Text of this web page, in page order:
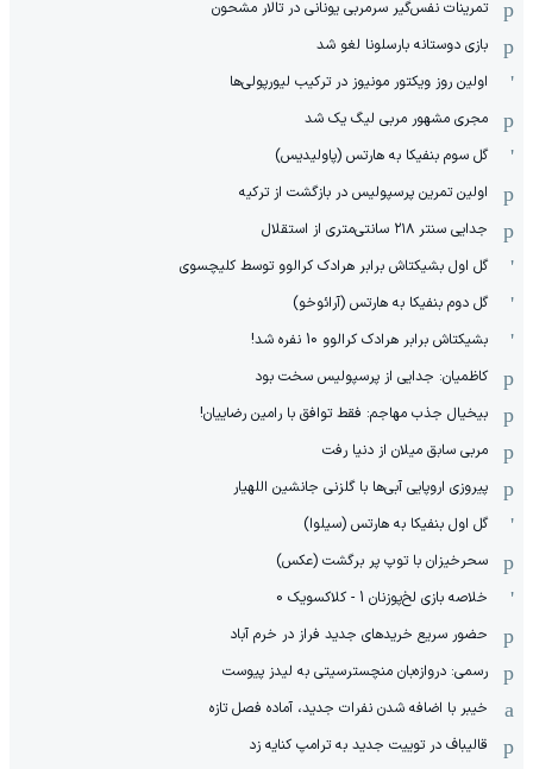
‏تمرینات نفس‌گیر سرمربی یونانی در تالار مشحون
بازی دوستانه بارسلونا لغو شد
اولین روز ویکتور مونیوز در ترکیب لیورپولی‌ها
مجری مشهور مربی لیگ یک شد
گل سوم بنفیکا به هارتس (پاولیدیس)
اولین تمرین پرسپولیس در بازگشت از ترکیه
جدایی سنتر ۲۱۸ سانتی‌متری از استقلال
گل اول بشیکتاش برابر هرادک کرالوو توسط کلیچسوی
گل دوم بنفیکا به هارتس (آرائوخو)
بشیکتاش برابر هرادک کرالوو 10 نفره شد!
کاظمیان: جدایی از پرسپولیس سخت بود
بیخیال جذب مهاجم: فقط توافق با رامین رضاییان!
مربی سابق میلان از دنیا رفت
پیروزی اروپایی آبی‌ها با گلزنی جانشین اللهیار
گل اول بنفیکا به هارتس (سیلوا)
سحرخیزان با توپ پر برگشت (عکس)
خلاصه بازی لخ‌پوزنان 1 - کلاکسویک 0
حضور سریع خریدهای جدید فراز در خرم آباد
رسمی: دروازه‌بان منچسترسیتی به لیدز پیوست
خیبر با اضافه شدن نفرات جدید، آماده فصل تازه
قالیباف در توییت جدید به ترامپ کنایه زد